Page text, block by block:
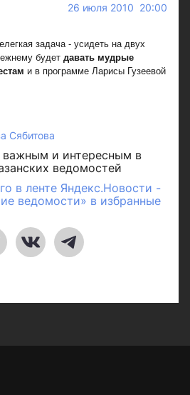
26 июля 2010 20:00
задача - усидеть на двух
будет давать мудрые
и в программе Ларисы Гузеевой
Сябитова
и интересным в
ведомостей
в ленте Яндекс.Новости -
ведомости» в избранные